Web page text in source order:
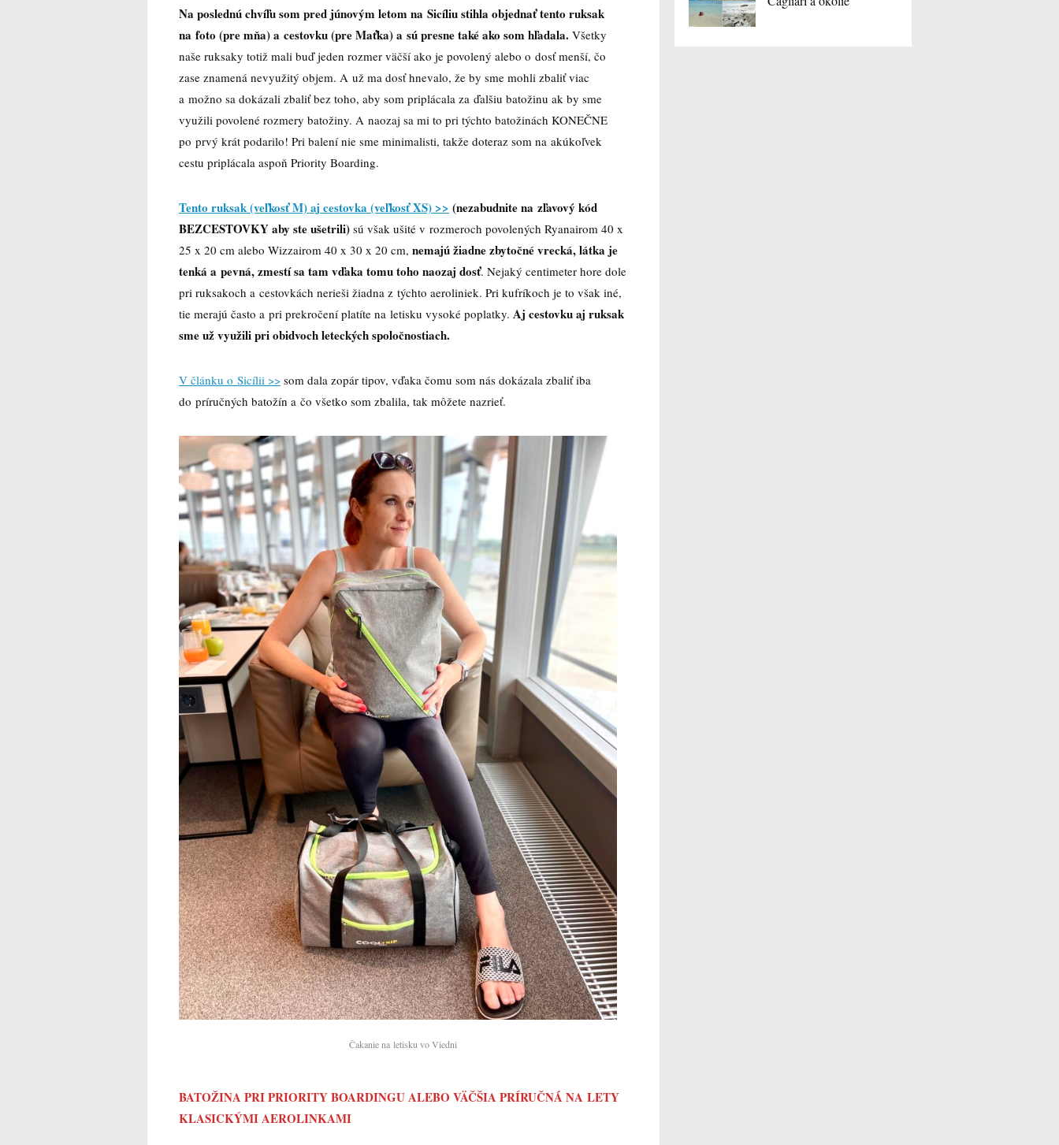
Na poslednú chvíľu som pred júnovým letom na Sicíliu stihla objednať tento ruksak
na foto (pre mňa) a cestovku (pre Maťka) a sú presne také ako som hľadala. Všetky
naše ruksaky totiž mali buď jeden rozmer väčší ako je povolený alebo o dosť menší, čo
zase znamená nevyužitý objem. A už ma dosť hnevalo, že by sme mohli zbaliť viac
a možno sa dokázali zbaliť bez toho, aby som priplácala za ďalšiu batožinu ak by sme
využili povolené rozmery batožiny. A naozaj sa mi to pri týchto batožinách KONEČNE
po prvý krát podarilo! Pri balení nie sme minimalisti, takže doteraz som na akúkoľvek
cestu priplácala aspoň Priority Boarding.
Tento ruksak (veľkosť M) aj cestovka (veľkosť XS) >> (nezabudnite na zľavový kód
BEZCESTOVKY aby ste ušetrili) sú však ušité v rozmeroch povolených Ryanairom 40 x
25 x 20 cm alebo Wizzairom 40 x 30 x 20 cm, nemajú žiadne zbytočné vrecká, látka je
tenká a pevná, zmestí sa tam vďaka tomu toho naozaj dosť. Nejaký centimeter hore dole
pri ruksakoch a cestovkách nerieši žiadna z týchto aeroliniek. Pri kufríkoch je to však iné,
tie merajú často a pri prekročení platíte na letisku vysoké poplatky. Aj cestovku aj ruksak
sme už využili pri obidvoch leteckých spoločnostiach.
V článku o Sicílii >> som dala zopár tipov, vďaka čomu som nás dokázala zbaliť iba
do príručných batožín a čo všetko som zbalila, tak môžete nazrieť.
Čakanie na letisku vo Viedni
BATOŽINA PRI PRIORITY BOARDINGU ALEBO VÄČŠIA PRÍRUČNÁ NA LETY
KLASICKÝMI AEROLINKAMI